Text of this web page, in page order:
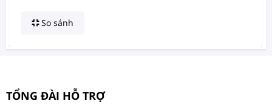
So sánh
TỔNG ĐÀI HỖ TRỢ